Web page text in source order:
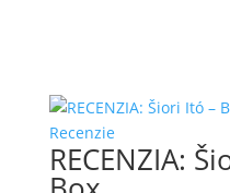
Recenzie
RECENZIA: